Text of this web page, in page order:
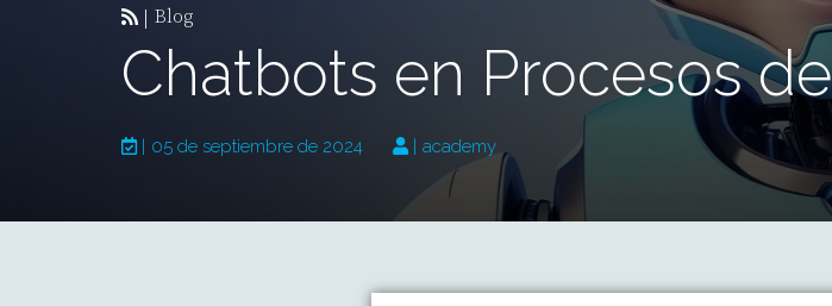
Blog
Chatbots en Procesos
| 05 de septiembre de 2024 | academy